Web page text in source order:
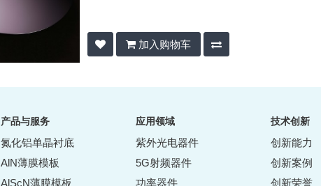
加入购物车
产品与服务
氮化铝单晶衬底
AlN薄膜模板
AlScN薄膜模板
应用领域
紫外光电器件
5G射频器件
功率器件
技术创新
创新能力
创新案例
创新荣誉